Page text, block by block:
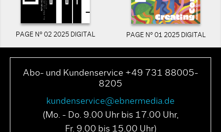
PAGE N° 02 2025 DIGITAL PAGE N° 01 2025 DIGITAL
Abo- und Kundenservice +49 731 88005-
8205
kundenservice@ebnermedia.de
(Mo. - Do. 9.00 Uhr bis 17.00 Uhr,
Fr. 9.00 bis 15.00 Uhr)